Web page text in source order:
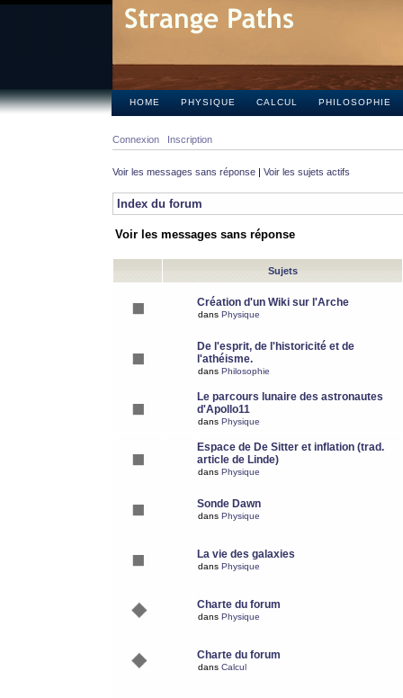
HOME PHYSIQUE CALCUL PHILOSOPHIE
Connexion Inscription
Voir les messages sans réponse | Voir les sujets actifs
Index du forum
Voir les messages sans réponse
Sujets
Création d'un Wiki sur l'Arche
dans Physique
De l'esprit, de l'historicité et de
l'athéisme.
dans Philosophie
Le parcours lunaire des astronautes
d'Apollo11
dans Physique
Espace de De Sitter et inflation (trad.
article de Linde)
dans Physique
Sonde Dawn
dans Physique
La vie des galaxies
dans Physique
Charte du forum
dans Physique
Charte du forum
dans Calcul